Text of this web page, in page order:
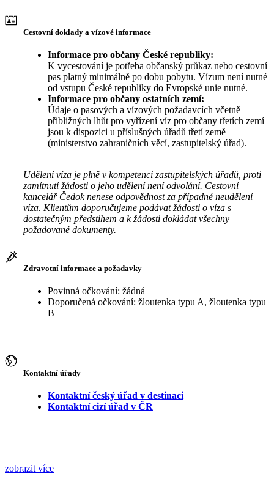
Cestovní doklady a vízové informace
Informace pro občany České republiky:
K vycestování je potřeba občanský průkaz nebo cestovní
pas platný minimálně po dobu pobytu. Vízum není nutné
od vstupu České republiky do Evropské unie nutné.
Informace pro občany ostatních zemí:
Údaje o pasových a vízových požadavcích včetně
přibližných lhůt pro vyřízení víz pro občany třetích zemí
jsou k dispozici u příslušných úřadů třetí země
(ministerstvo zahraničních věcí, zastupitelský úřad).
Udělení víza je plně v kompetenci zastupitelských úřadů, proti
zamítnutí žádosti o jeho udělení není odvolání. Cestovní
kancelář Čedok nenese odpovědnost za případné neudělení
víza. Klientům doporučujeme podávat žádosti o víza s
dostatečným předstihem a k žádosti dokládat všechny
požadované dokumenty.
Zdravotní informace a požadavky
Povinná očkování: žádná
Doporučená očkování: žloutenka typu A, žloutenka typu
B
Kontaktní úřady
Kontaktní český úřad v destinaci
Kontaktní cizí úřad v ČR
zobrazit více